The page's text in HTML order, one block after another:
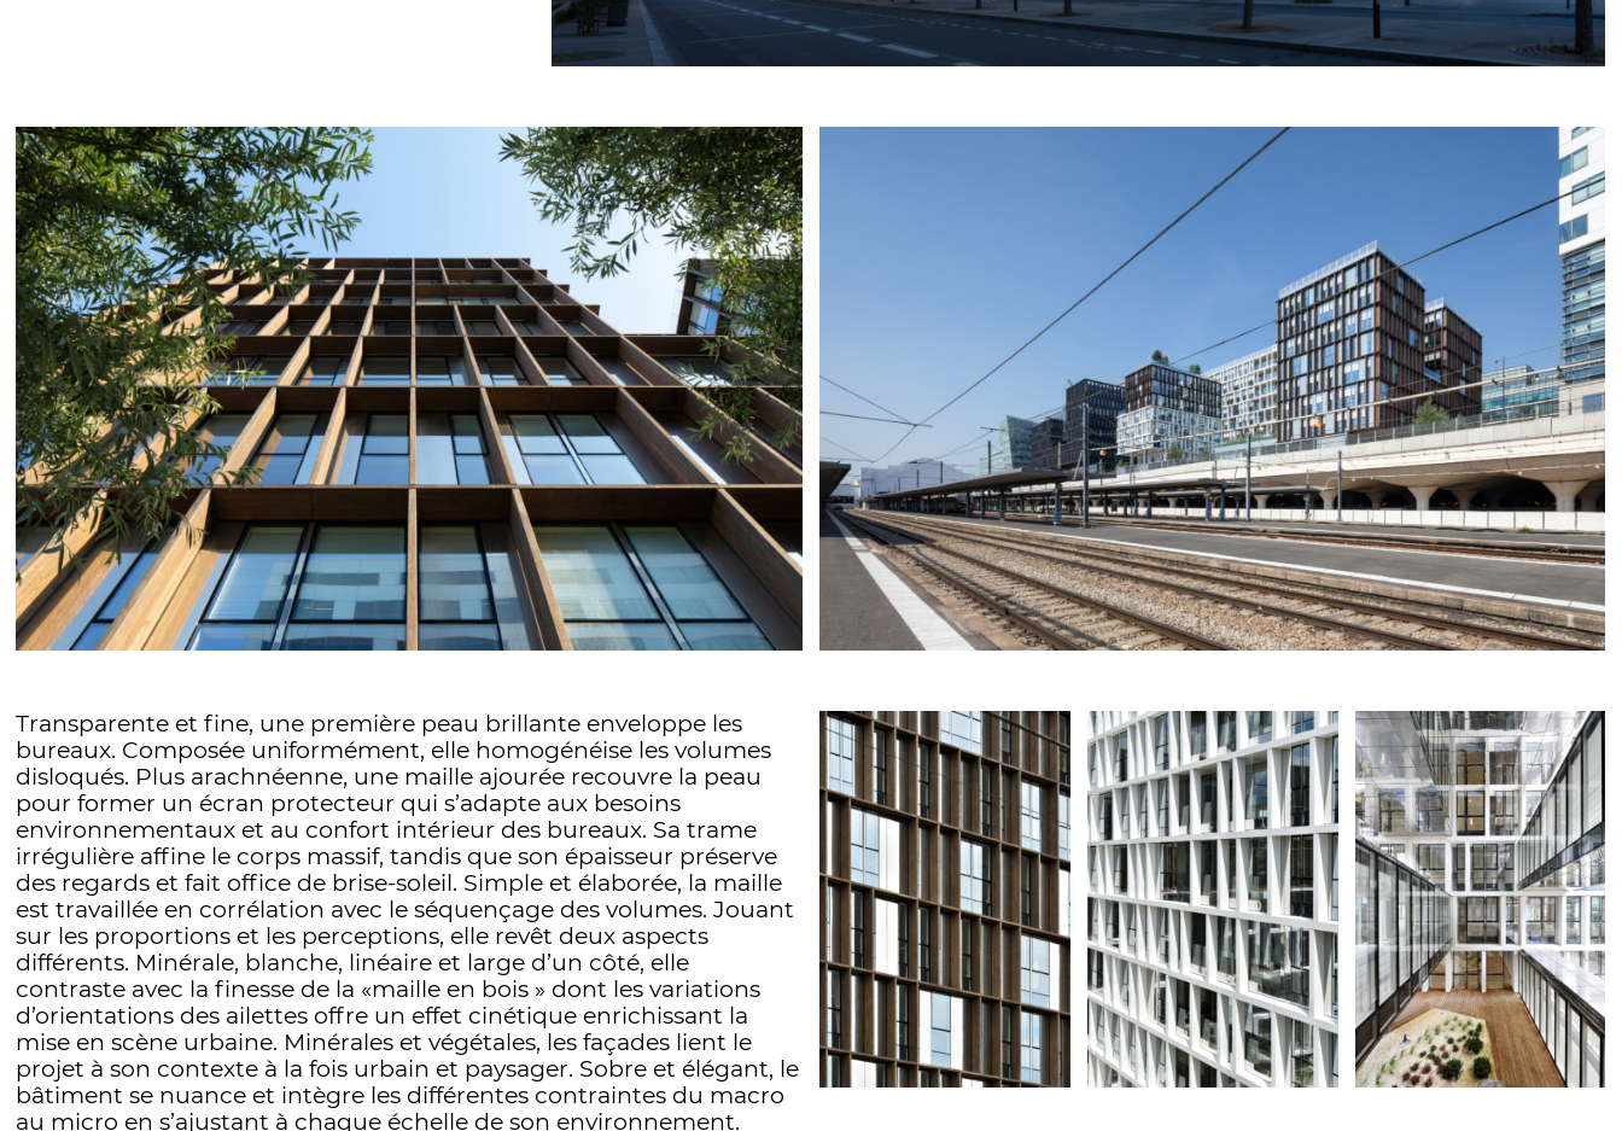
Transparente et fine, une première peau brillante enveloppe les
bureaux. Composée uniformément, elle homogénéise les volumes
disloqués. Plus arachnéenne, une maille ajourée recouvre la peau
pour former un écran protecteur qui s’adapte aux besoins
environnementaux et au confort intérieur des bureaux. Sa trame
irrégulière affine le corps massif, tandis que son épaisseur préserve
des regards et fait office de brise-soleil. Simple et élaborée, la maille
est travaillée en corrélation avec le séquençage des volumes. Jouant
sur les proportions et les perceptions, elle revêt deux aspects
différents. Minérale, blanche, linéaire et large d’un côté, elle
contraste avec la finesse de la «maille en bois » dont les variations
d’orientations des ailettes offre un effet cinétique enrichissant la
mise en scène urbaine. Minérales et végétales, les façades lient le
projet à son contexte à la fois urbain et paysager. Sobre et élégant, le
bâtiment se nuance et intègre les différentes contraintes du macro
au micro en s’ajustant à chaque échelle de son environnement.